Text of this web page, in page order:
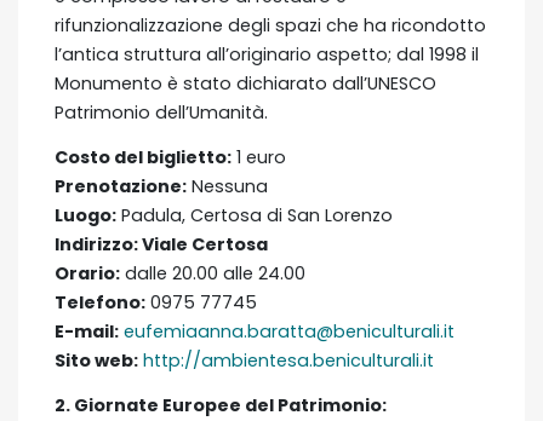
rifunzionalizzazione degli spazi che ha ricondotto
l’antica struttura all’originario aspetto; dal 1998 il
Monumento è stato dichiarato dall’UNESCO
Patrimonio dell’Umanità.
Costo del biglietto: 1 euro
Prenotazione: Nessuna
Luogo: Padula, Certosa di San Lorenzo
Indirizzo:Viale Certosa
Orario: dalle 20.00 alle 24.00
Telefono: 0975 77745
E-mail: eufemiaanna.baratta@beniculturali.it
Sito web: http://ambientesa.beniculturali.it
2. Giornate Europee del Patrimonio: